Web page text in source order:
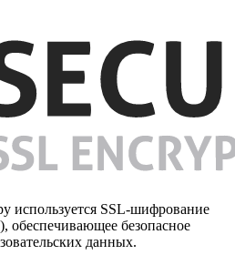
используется SSL-шифрование
обеспечивающее безопасное
данных.